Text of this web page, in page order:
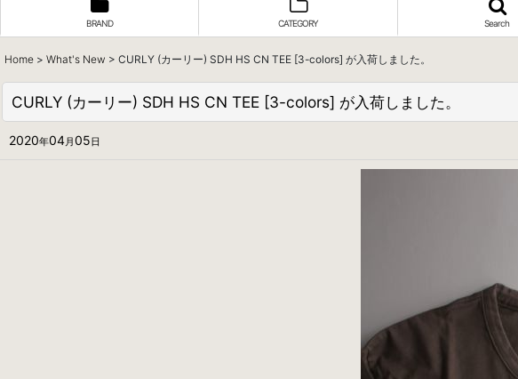
BRAND CATEGORY Search
Home > What's New > CURLY (カーリー) SDH HS CN TEE [3-colors] が入荷しました。
CURLY (カーリー) SDH HS CN TEE [3-colors] が入荷しました。
2020年04月 05 日